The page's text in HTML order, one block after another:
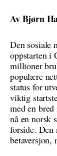
Av Bjørn
Den sosiale
oppstarten i
millioner
populære
status for
viktig
med en
nå en norsk
forside. Den